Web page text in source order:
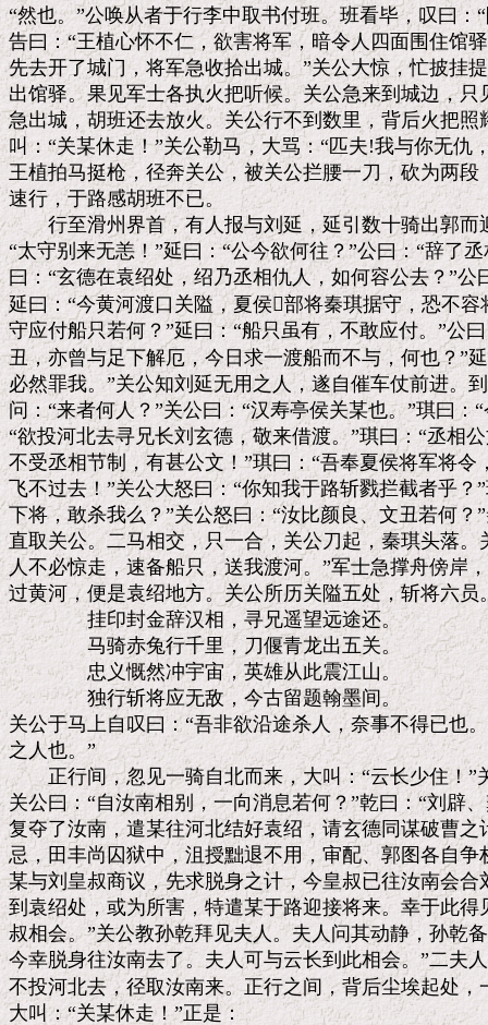
“然也。”公唤从者于行李中取书付班。班看毕，叹曰：
告曰：“王植心怀不仁，欲害将军，暗令人四面围住馆
先去开了城门，将军急收拾出城。”关公大惊，忙披挂
出馆驿。果见军士各执火把听候。关公急来到城边，
急出城，胡班还去放火。关公行不到数里，背后火把
叫：“关某休走！”关公勒马，大骂：“匹夫!我与你无仇
王植拍马挺枪，径奔关公，被关公拦腰一刀，砍为两
速行，于路感胡班不已。
行至滑州界首，有人报与刘延，延引数十骑出郭而
“太守别来无恙！”延曰：“公今欲何往？”公曰：“辞了
曰：“玄德在袁绍处，绍乃丞相仇人，如何容公去？”公
延曰：“今黄河渡口关隘，夏侯部将秦琪据守，恐不容
守应付船只若何？”延曰：“船只虽有，不敢应付。”公
丑，亦曾与足下解厄，今日求一渡船而不与，何也？”
必然罪我。”关公知刘延无用之人，遂自催车仗前进。
问：“来者何人？”关公曰：“汉寿亭侯关某也。”琪曰：
“欲投河北去寻兄长刘玄德，敬来借渡。”琪曰：“丞相
不受丞相节制，有甚公文！”琪曰：“吾奉夏侯将军将令
飞不过去！”关公大怒曰：“你知我于路斩戮拦截者乎？
下将，敢杀我么？”关公怒曰：“汝比颜良、文丑若何？
直取关公。二马相交，只一合，关公刀起，秦琪头落。
人不必惊走，速备船只，送我渡河。”军士急撑舟傍岸
过黄河，便是袁绍地方。关公所历关隘五处，斩将六员
挂印封金辞汉相，寻兄遥望远途还。
马骑赤兔行千里，刀偃青龙出五关。
忠义慨然冲宇宙，英雄从此震江山。
独行斩将应无敌，今古留题翰墨间。
关公于马上自叹曰：“吾非欲沿途杀人，奈事不得已也
之人也。”
正行间，忽见一骑自北而来，大叫：“云长少住！”
关公曰：“自汝南相别，一向消息若何？”乾曰：“刘辟
复夺了汝南，遣某往河北结好袁绍，请玄德同谋破曹
忌，田丰尚囚狱中，沮授黜退不用，审配、郭图各自
某与刘皇叔商议，先求脱身之计，今皇叔已往汝南会
到袁绍处，或为所害，特遣某于路迎接将来。幸于此
叔相会。”关公教孙乾拜见夫人。夫人问其动静，孙乾
今幸脱身往汝南去了。夫人可与云长到此相会。”二夫
不投河北去，径取汝南来。正行之间，背后尘埃起处，
大叫：“关某休走！”正是：